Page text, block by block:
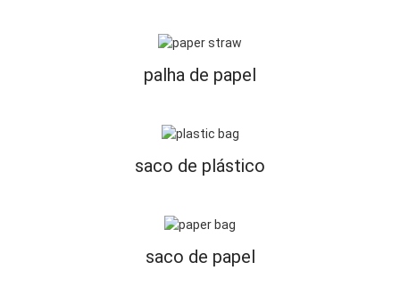
palha de papel
saco de plástico
saco de papel